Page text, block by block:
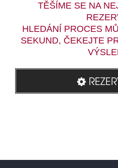
TĚŠÍME SE NA
HLEDÁNÍ PROCES
SEKUND, ČEKEJTE